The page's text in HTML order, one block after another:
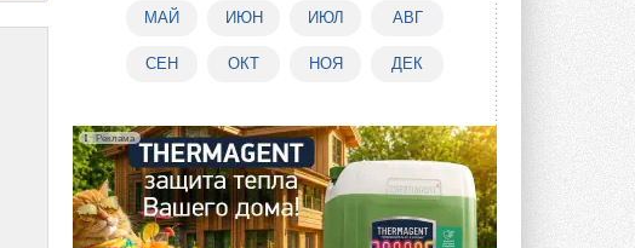
МАЙ ИЮН ИЮЛ АВГ
СЕН ОКТ НОЯ ДЕК
Реклама